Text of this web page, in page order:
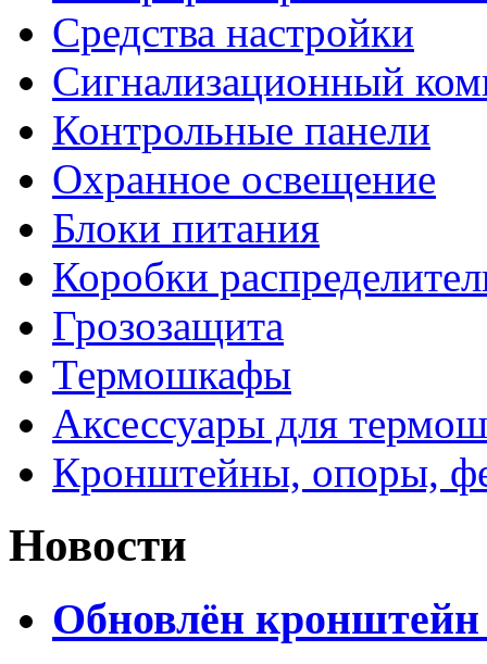
Средства настройки
Сигнализационный
Контрольные панели
Охранное освещение
Блоки питания
Коробки
Грозозащита
Термошкафы
Аксессуары для
Кронштейны, опоры,
Новости
Обновлён